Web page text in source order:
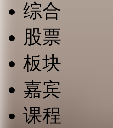
综合
股票
板块
嘉宾
课程